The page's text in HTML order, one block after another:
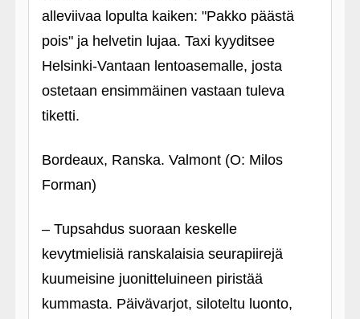
alleviivaa lopulta kaiken: "Pakko päästä
pois" ja helvetin lujaa. Taxi kyyditsee
Helsinki-Vantaan lentoasemalle, josta
ostetaan ensimmäinen vastaan tuleva
tiketti.
Bordeaux, Ranska. Valmont (O: Milos
Forman)
– Tupsahdus suoraan keskelle
kevytmielisiä ranskalaisia seurapiirejä
kuumeisine juonitteluineen piristää
kummasta. Päivävarjot, siloteltu luonto,